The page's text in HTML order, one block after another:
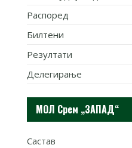
Распоред
Билтени
Резултати
Делегирање
МОЛ Срем „ЗАПАД“
Састав